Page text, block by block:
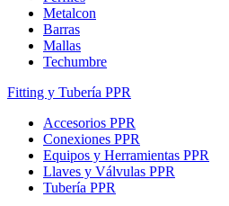
Metalcon
Barras
Mallas
Techumbre
Fitting y Tubería PPR
Accesorios PPR
Conexiones PPR
Equipos y Herramientas PPR
Llaves y Válvulas PPR
Tubería PPR